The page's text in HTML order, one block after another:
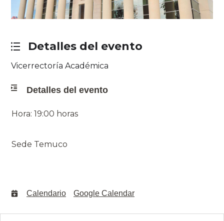
Detalles del evento
Vicerrectoría Académica
Detalles del evento
Hora: 19:00 horas
Sede Temuco
Calendario Google Calendar